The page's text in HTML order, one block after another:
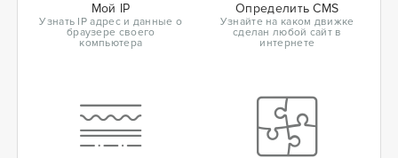
Мой IP
Узнать IP адрес и данные о
браузере своего
компьютера
Определить CMS
Узнайте на каком движке
сделан любой сайт в
интернете